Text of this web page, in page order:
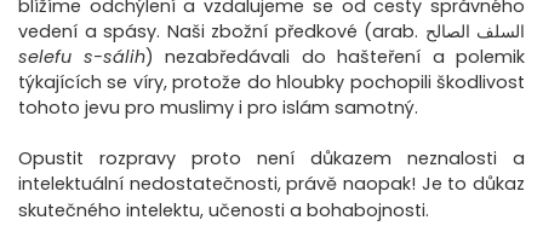
blížíme odchýlení a vzdalujeme se od cesty správného
vedení a spásy. Naši zbožní předkové (arab. السلف الصالح
selefu s-sálih) nezabředávali do hašteření a polemik
týkajících se víry, protože do hloubky pochopili škodlivost
tohoto jevu pro muslimy i pro islám samotný.
Opustit rozpravy proto není důkazem neznalosti a
intelektuální nedostatečnosti, právě naopak! Je to důkaz
skutečného intelektu, učenosti a bohabojnosti.